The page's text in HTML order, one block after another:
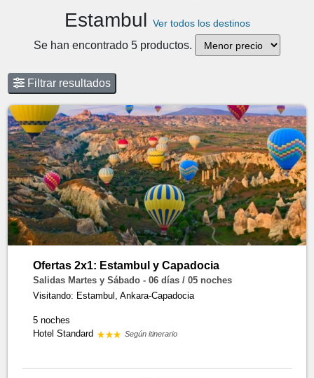
Estambul Ver todos los destinos
Se han encontrado 5 productos.
Filtrar resultados
Ofertas 2x1: Estambul y Capadocia
Salidas Martes y Sábado - 06 días / 05 noches
Visitando: Estambul, Ankara-Capadocia
5 noches
Hotel Standard
Según itinerario